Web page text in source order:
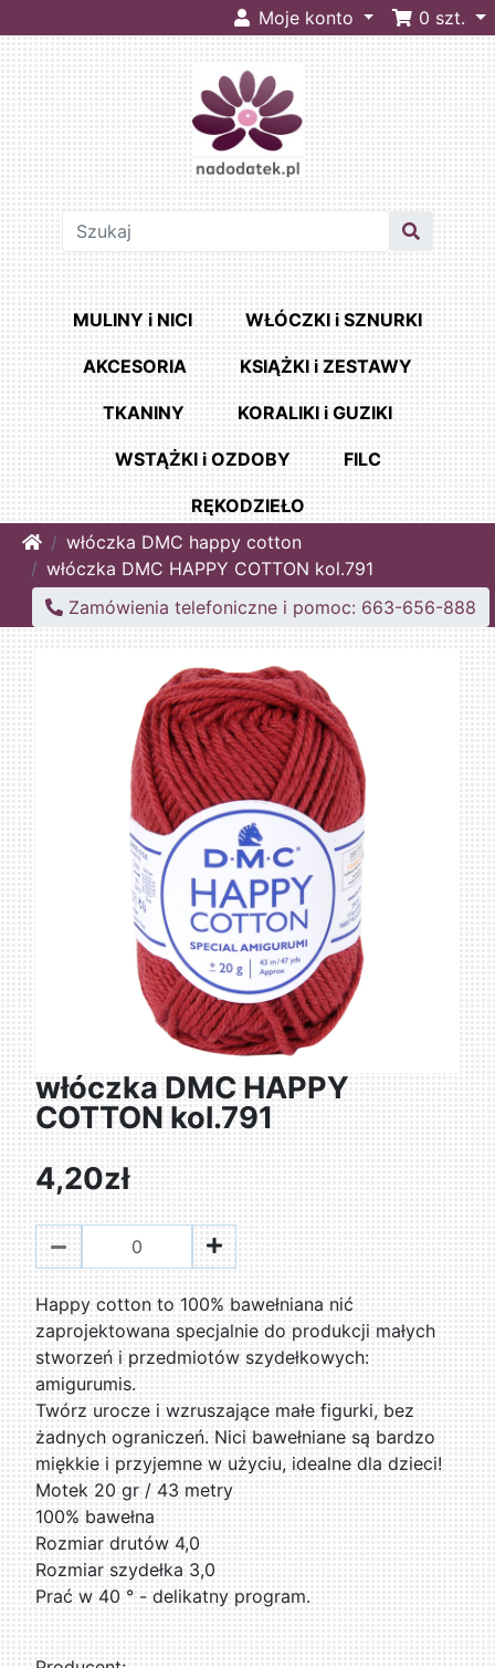
Moje konto 0 szt.
MULINY i NICI WŁÓCZKI i SZNURKI
AKCESORIA KSIĄŻKI i ZESTAWY
TKANINY KORALIKI i GUZIKI
WSTĄŻKI i OZDOBY FILC
RĘKODZIEŁO
Homewłóczka DMC happy cotton
włóczka DMC HAPPY COTTON kol.791
Zamówienia telefoniczne i pomoc: 663-656-888
włóczka DMC HAPPY
COTTON kol.791
4,20zł
Happy cotton to 100% bawełniana nić
zaprojektowana specjalnie do produkcji małych
stworzeń i przedmiotów szydełkowych:
amigurumis.
Twórz urocze i wzruszające małe figurki, bez
żadnych ograniczeń. Nici bawełniane są bardzo
miękkie i przyjemne w użyciu, idealne dla dzieci!
Motek 20 gr / 43 metry
100% bawełna
Rozmiar drutów 4,0
Rozmiar szydełka 3,0
Prać w 40 ° - delikatny program.